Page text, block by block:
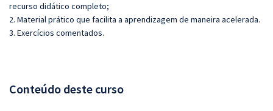
recurso didático completo;
2. Material prático que facilita a aprendizagem de maneira acelerada.
3. Exercícios comentados.
Conteúdo deste curso